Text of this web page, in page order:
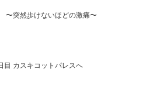
〜突然歩けないほどの激痛〜
目 カスキコットパレスへ